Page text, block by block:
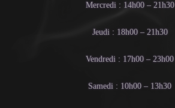
Mercredi : 14h00 – 21h30
Jeudi : 18h00 – 21h30
Vendredi : 17h00 – 23h00
Samedi : 10h00 – 13h30